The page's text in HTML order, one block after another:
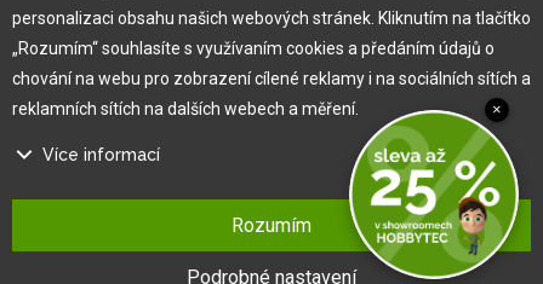
Pro zákazníka
Obchodní podmínky
Jak na reklamaci
personalizaci obsahu našich webových stránek. Kliknutím na tlačítko
„Rozumím“ souhlasíte s využívaním cookies a předáním údajů o
chování na webu pro zobrazení cílené reklamy i na sociálních sítích a
reklamních sítích na dalších webech a měření.
Více informací
Na našem webu používáme několik druhů kategorií cookies:
Ty jsou nezbytně nutné pro fungování webu a jeho funkcí, které se
Rozumím
Podrobné nastavení
×